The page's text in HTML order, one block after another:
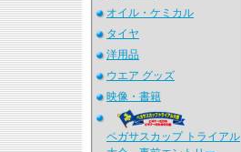
オイル・ケミカル
タイヤ
洋用品
ウエア グッズ
映像・書籍
ペガサスカップ トライアル